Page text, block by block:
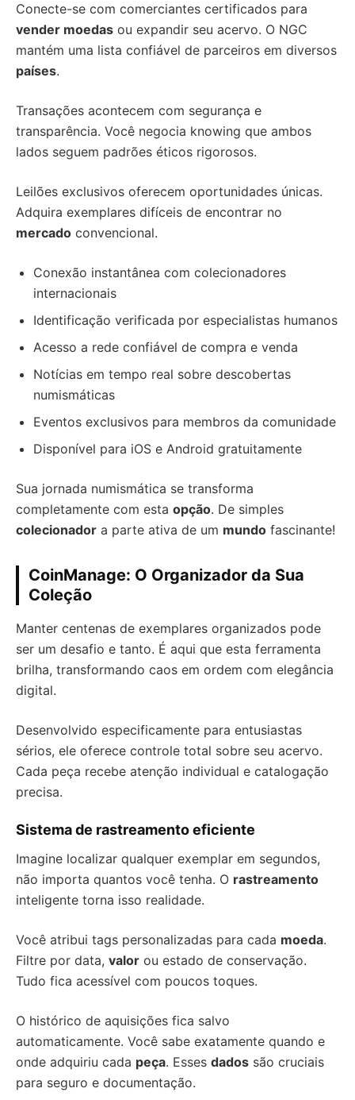
Conecte-se com comerciantes certificados para
vender moedas ou expandir seu acervo. O NGC
mantém uma lista confiável de parceiros em diversos
países.
Transações acontecem com segurança e
transparência. Você negocia knowing que ambos
lados seguem padrões éticos rigorosos.
Leilões exclusivos oferecem oportunidades únicas.
Adquira exemplares difíceis de encontrar no
mercado convencional.
Conexão instantânea com colecionadores
internacionais
Identificação verificada por especialistas humanos
Acesso a rede confiável de compra e venda
Notícias em tempo real sobre descobertas
numismáticas
Eventos exclusivos para membros da comunidade
Disponível para iOS e Android gratuitamente
Sua jornada numismática se transforma
completamente com esta opção. De simples
colecionador a parte ativa de um mundo fascinante!
CoinManage: O Organizador da Sua
Coleção
Manter centenas de exemplares organizados pode
ser um desafio e tanto. É aqui que esta ferramenta
brilha, transformando caos em ordem com elegância
digital.
Desenvolvido especificamente para entusiastas
sérios, ele oferece controle total sobre seu acervo.
Cada peça recebe atenção individual e catalogação
precisa.
Sistema de rastreamento eficiente
Imagine localizar qualquer exemplar em segundos,
não importa quantos você tenha. O rastreamento
inteligente torna isso realidade.
Você atribui tags personalizadas para cada moeda.
Filtre por data, valor ou estado de conservação.
Tudo fica acessível com poucos toques.
O histórico de aquisições fica salvo
automaticamente. Você sabe exatamente quando e
onde adquiriu cada peça. Esses dados são cruciais
para seguro e documentação.